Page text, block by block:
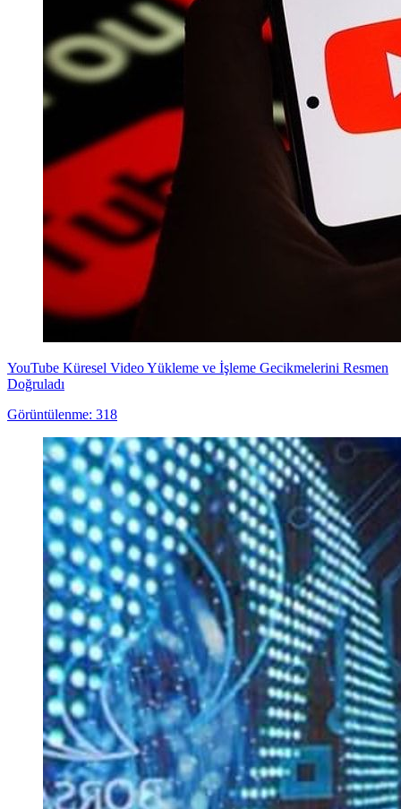
YouTube Küresel Video Yükleme ve İşleme Gecikmelerini Resmen
Doğruladı
Görüntülenme: 318